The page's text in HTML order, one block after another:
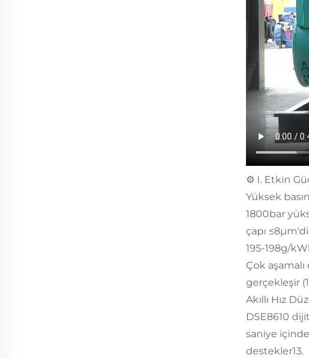
⚙️ I. Etkin
Yüksek
1800bar
çapı
195-198g/
Çok
gerçekleşir
Akıllı Hız
DSE8610
saniye
destekler13.